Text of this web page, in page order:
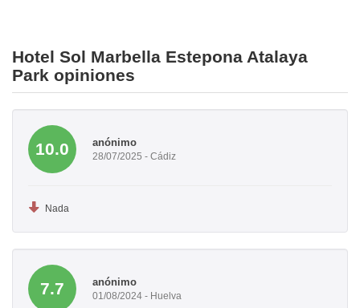
Hotel Sol Marbella Estepona Atalaya
Park opiniones
10.0 anónimo
28/07/2025 - Cádiz
Nada
7.7 anónimo
01/08/2024 - Huelva